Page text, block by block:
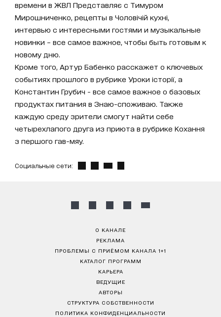
времени в ЖВЛ Представляє с Тимуром
Мирошниченко, рецепты в Чоловічій кухні,
интервью с интересными гостями и музыкальные
новинки – все самое важное, чтобы быть готовым к
новому дню.
Кроме того, Артур Бабенко расскажет о ключевых
событиях прошлого в рубрике Уроки історії, а
Константин Грубич - все самое важное о базовых
продуктах питания в Знаю-споживаю. Также
каждую среду зрители смогут найти себе
четырехлапого друга из приюта в рубрике Кохання
з першого гав-мяу.
Социальные сети:
О КАНАЛЕ
РЕКЛАМА
ПРОБЛЕМЫ С ПРИЁМОМ КАНАЛА 1+1
КАТАЛОГ ПРОГРАММ
КАРЬЕРА
ВЕДУЩИЕ
АВТОРЫ
СТРУКТУРА СОБСТВЕННОСТИ
ПОЛИТИКА КОНФИДЕНЦИАЛЬНОСТИ